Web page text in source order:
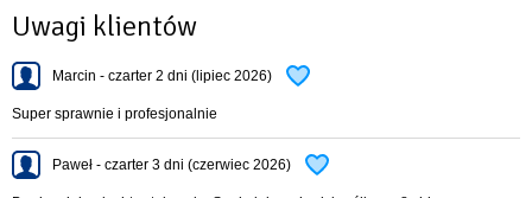
Uwagi klientów
Marcin - czarter 2 dni (lipiec 2026)
Super sprawnie i profesjonalnie
Paweł - czarter 3 dni (czerwiec 2026)